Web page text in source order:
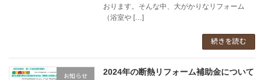
おります。そんな中、大がかりなリフォーム
（浴室や […]
続きを読む
お知らせ 2024年の断熱リフォーム補助金について